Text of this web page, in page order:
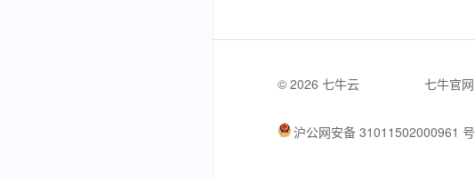
© 2026 七牛云 七牛官网
沪公网安备 31011502000961 号